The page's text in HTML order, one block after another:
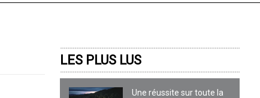
LES PLUS LUS
Une réussite sur toute la